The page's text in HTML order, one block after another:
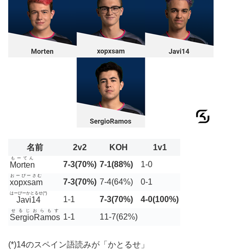
名前 2v2 KOH
1v1
Morten
もーてん
7-3(70%) 7-1(88%) 1-0
xopxsam
おーぴーさむ
7-3(70%) 7-4(64%) 0-1
Javi14
はーびーかとるせ(*)
1-1 7-3(70%) 4-0(100%)
SergioRamos
せるじおらもす
1-1 11-7(62%)
(*)14のスペイン語読みが「かとるせ」